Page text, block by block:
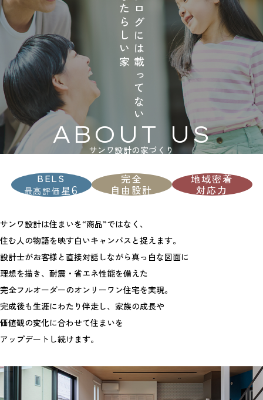
カタログには載ってない
あなたらしい家
ABOUT US
サンワ設計の家づくり
BELS
最高評価 星6
完全
自由設計
地域密着
対応力
サンワ設計は住まいを“商品”ではなく、
住む人の物語を映す白いキャンバスと捉えます。
設計士がお客様と直接対話しながら真っ白な図面に
理想を描き、耐震・省エネ性能を備えた
完全フルオーダーのオンリーワン住宅を実現。
完成後も生涯にわたり伴走し、家族の成長や
価値観の変化に合わせて住まいを
アップデートし続けます。